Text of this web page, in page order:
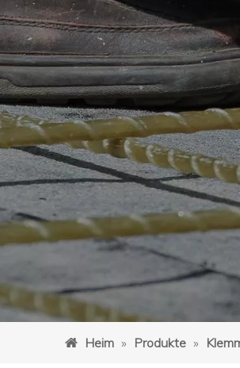
Heim » Produkte »